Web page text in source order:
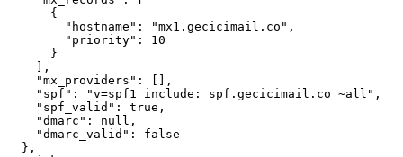
      {
        "hostname": "mx1.gecicimail.co",
        "priority": 10
      }
    ],
    "mx_providers": [],
    "spf": "v=spf1 include:_spf.gecicimail.co ~all",
    "spf_valid": true,
    "dmarc": null,
    "dmarc_valid": false
  },